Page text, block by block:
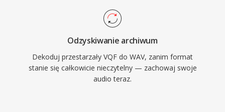
rozmiar pliku — minuta stereo jakosci CD
RIFF narzuca limit 4 GB, choc RF64 znosi to
ograniczenie.
Odzyskiwanie archiwum
Dekoduj przestarzały VQF do WAV, zanim format
stanie się całkowicie nieczytelny — zachowaj swoje
audio teraz.